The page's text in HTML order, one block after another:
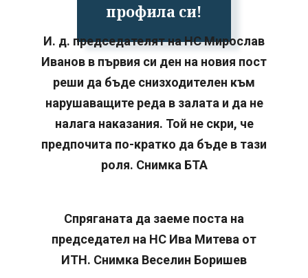
профила си!
И. д. председателят на НС Мирослав
Иванов в първия си ден на новия пост
реши да бъде снизходителен към
нарушаващите реда в залата и да не
налага наказания. Той не скри, че
предпочита по-кратко да бъде в тази
роля. Снимка БТА
Спряганата да заеме поста на
председател на НС Ива Митева от
ИТН. Снимка Веселин Боришев